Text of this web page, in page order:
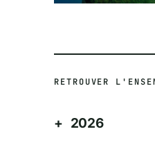
RETROUVER
2026